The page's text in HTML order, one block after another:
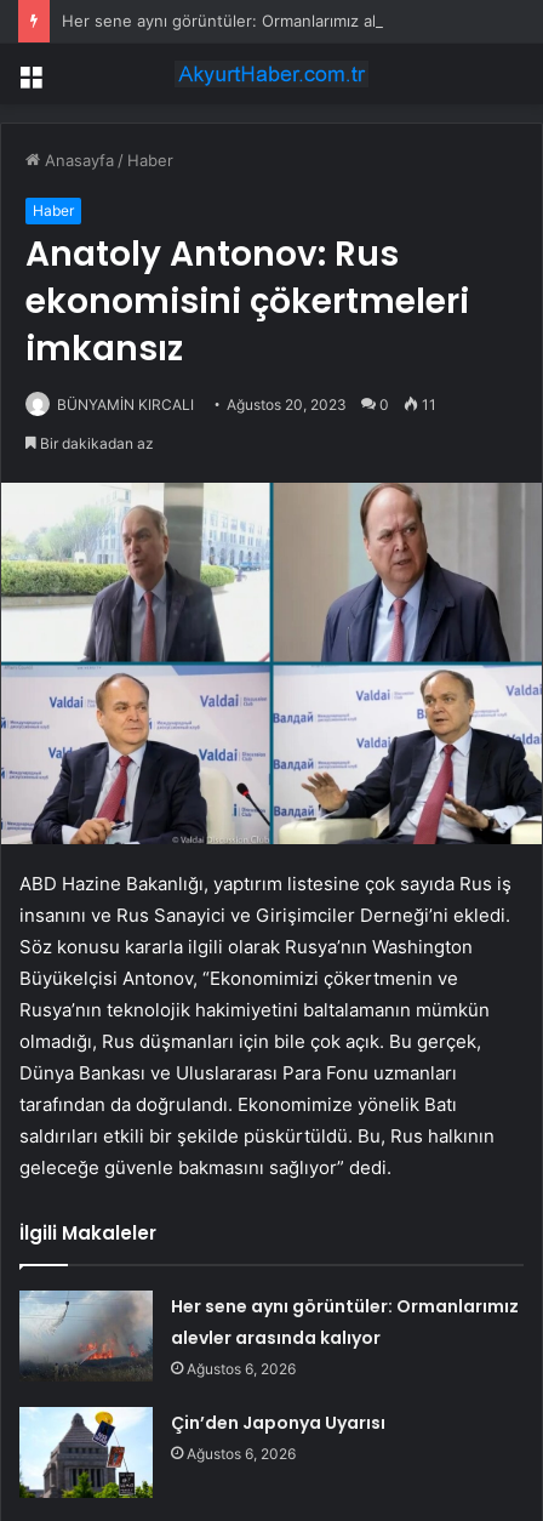
Menü
Anasayfa / Haber
Haber
Anatoly Antonov: Rus
ekonomisini çökertmeleri
imkansız
BÜNYAMİN KIRCALI Ağustos 20, 2023 0 11
Bir dakikadan az
ABD Hazine Bakanlığı, yaptırım listesine çok sayıda Rus iş
insanını ve Rus Sanayici ve Girişimciler Derneği’ni ekledi.
Söz konusu kararla ilgili olarak Rusya’nın Washington
Büyükelçisi Antonov, “Ekonomimizi çökertmenin ve
Rusya’nın teknolojik hakimiyetini baltalamanın mümkün
olmadığı, Rus düşmanları için bile çok açık. Bu gerçek,
Dünya Bankası ve Uluslararası Para Fonu uzmanları
tarafından da doğrulandı. Ekonomimize yönelik Batı
saldırıları etkili bir şekilde püskürtüldü. Bu, Rus halkının
geleceğe güvenle bakmasını sağlıyor” dedi.
İlgili Makaleler
Her sene aynı görüntüler: Ormanlarımız
alevler arasında kalıyor
Ağustos 6, 2026
Çin’den Japonya Uyarısı
Ağustos 6, 2026